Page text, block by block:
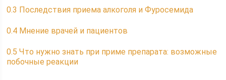
0.3 Последствия приема алкоголя и Фуросемида
0.4 Мнение врачей и пациентов
0.5 Что нужно знать при приме препарата: возможные
побочные реакции